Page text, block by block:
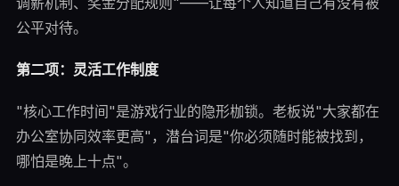
公平对待。
第二项：灵活工作制度
"核心工作时间"是游戏行业的隐形枷锁。老板说"大家都在
办公室协同效率更高"，潜台词是"你必须随时能被找到，
哪怕是晚上十点"。